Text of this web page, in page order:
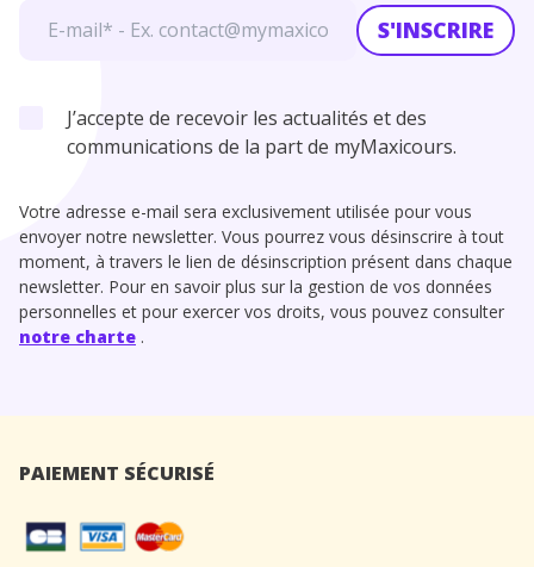
S'INSCRIRE
J’accepte de recevoir les actualités et des
communications de la part de myMaxicours.
Votre adresse e-mail sera exclusivement utilisée pour vous
envoyer notre newsletter. Vous pourrez vous désinscrire à tout
moment, à travers le lien de désinscription présent dans chaque
newsletter. Pour en savoir plus sur la gestion de vos données
personnelles et pour exercer vos droits, vous pouvez consulter
notre charte .
PAIEMENT SÉCURISÉ